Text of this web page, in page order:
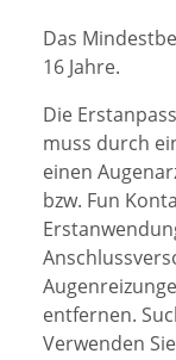
Das
16 Jahre.
Die
muss durch
einen
bzw. Fun
entfernen.
Verwenden